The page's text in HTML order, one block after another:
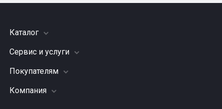
Каталог
Шины
Грузовые шины
Диски
Сервис и услуги
Заправка кондиционера
Подвеска (ходовая часть)
Покупателям
Акции
Компания